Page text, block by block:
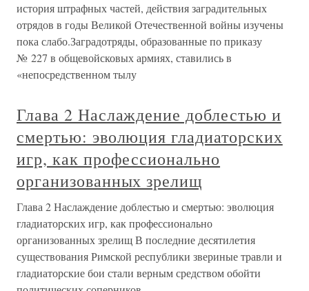
история штрафных частей, действия заградительных
отрядов в годы Великой Отечественной войны изучены
пока слабо.Заградотряды, образованные по приказу
№ 227 в общевойсковых армиях, ставились в
«непосредственном тылу
Глава 2 Наслаждение доблестью и
смертью: эволюция гладиаторских
игр, как профессионально
организованных зрелищ
Глава 2 Наслаждение доблестью и смертью: эволюция
гладиаторских игр, как профессионально
организованных зрелищ В последние десятилетия
существования Римской республики звериные травли и
гладиаторские бои стали верным средством обойти